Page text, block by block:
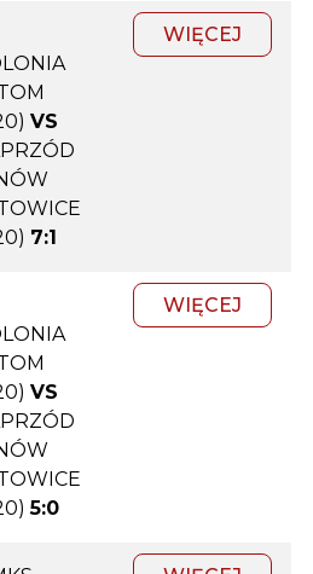
VS
7:1
WIĘCEJ
VS
5:0
WIĘCEJ